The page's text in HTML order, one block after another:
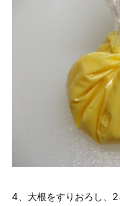
4、大根をすりおろし、